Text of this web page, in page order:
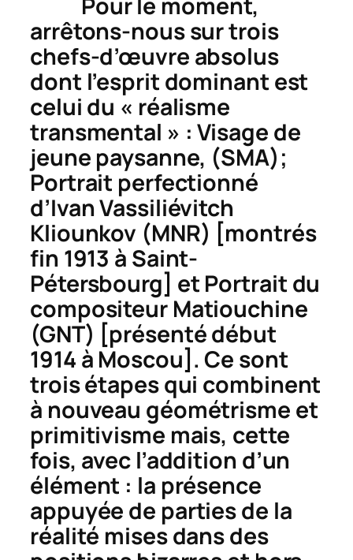
arrêtons-nous sur trois
chefs-d’œuvre absolus
dont l’esprit dominant est
celui du « réalisme
transmental » :Visage de
jeune paysanne, (SMA);
Portrait perfectionné
d’Ivan Vassiliévitch
Kliounkov (MNR) [montrés
fin 1913 à Saint-
Pétersbourg] et Portrait du
compositeur Matiouchine
(GNT) [présenté début
1914 à Moscou]. Ce sont
trois étapes qui combinent
à nouveau géométrisme et
primitivisme mais, cette
fois, avec l’addition d’un
élément : la présence
appuyée de parties de la
réalité mises dans des